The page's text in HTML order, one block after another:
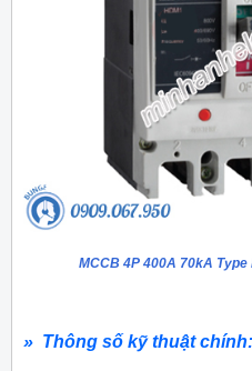
MCCB 4P 400A 70kA Type
» Thông số kỹ thuật chính: